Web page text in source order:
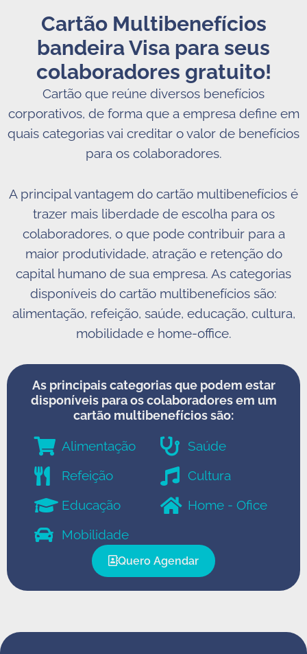
Cartão Multibenefícios
bandeira Visa para seus
colaboradores gratuito!
Cartão que reúne diversos benefícios
corporativos, de forma que a empresa define em
quais categorias vai creditar o valor de benefícios
para os colaboradores.
A principal vantagem do cartão multibenefícios é
trazer mais liberdade de escolha para os
colaboradores, o que pode contribuir para a
maior produtividade, atração e retenção do
capital humano de sua empresa. As categorias
disponíveis do cartão multibenefícios são:
alimentação, refeição, saúde, educação, cultura,
mobilidade e home-office.
As principais categorias que podem estar
disponíveis para os colaboradores em um
cartão multibenefícios são:
Alimentação
Refeição
Educação
Mobilidade
Saúde
Cultura
Home - Ofice
Quero Agendar